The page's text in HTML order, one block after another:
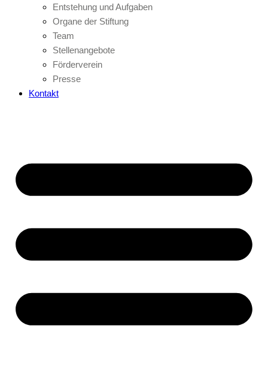
Entstehung und Aufgaben
Organe der Stiftung
Team
Stellenangebote
Förderverein
Presse
Kontakt